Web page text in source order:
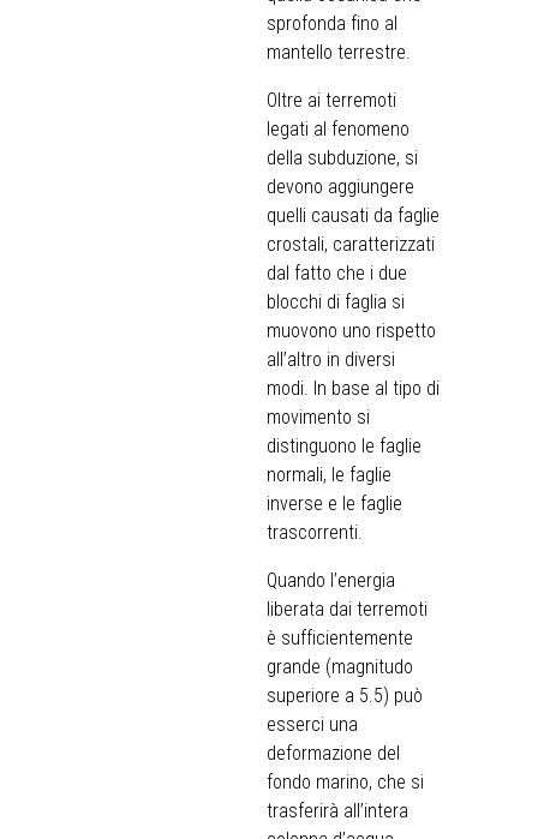
sprofonda fino al
mantello terrestre.
Oltre ai terremoti
legati al fenomeno
della subduzione, si
devono aggiungere
quelli causati da faglie
crostali, caratterizzati
dal fatto che i due
blocchi di faglia si
muovono uno rispetto
all’altro in diversi
modi. In base al tipo di
movimento si
distinguono le faglie
normali, le faglie
inverse e le faglie
trascorrenti.
Quando l’energia
liberata dai terremoti
è sufficientemente
grande (magnitudo
superiore a 5.5) può
esserci una
deformazione del
fondo marino, che si
trasferirà all’intera